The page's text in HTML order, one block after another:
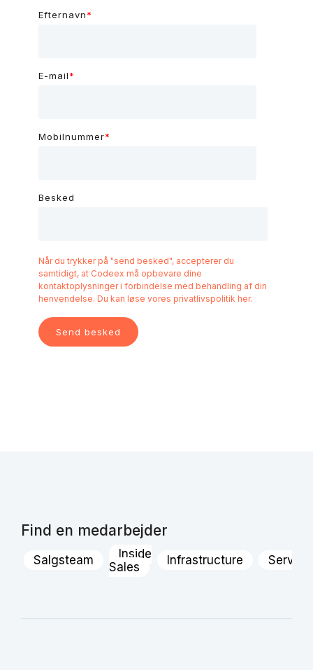
Efternavn*
E-mail*
Mobilnummer*
Besked
Når du trykker på "send besked", accepterer du
samtidigt, at Codeex må opbevare dine
kontaktoplysninger i forbindelse med behandling af din
henvendelse. Du kan løse vores privatlivspolitik her.
Find en medarbejder
Salgsteam
Inside
Sales
Infrastructure